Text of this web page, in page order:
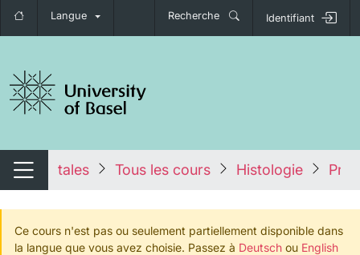
Langue Recherche Identifiant
de navigation
Changer de navigation
tales Tous les cours Histologie
Ce cours n'est pas ou seulement partiellement disponible dans
la langue que vous avez choisie. Passez à Deutsch ou English